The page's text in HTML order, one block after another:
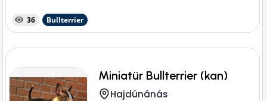
36 Bullterrier
Miniatür Bullterrier (kan)
Hajdúnánás